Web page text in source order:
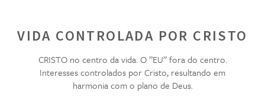
VIDA CONTROLADA POR CRISTO
CRISTO no centro da vida. O ”EU” fora do centro.
Interesses controlados por Cristo, resultando em
harmonia com o plano de Deus.